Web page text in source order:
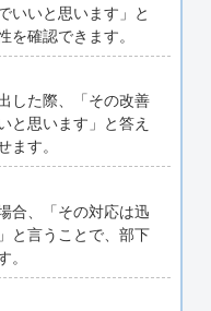
いいと思います」と
を確認できます。
した際、「その改善
と思います」と答え
ます。
合、「その対応は迅
と言うことで、部下
。